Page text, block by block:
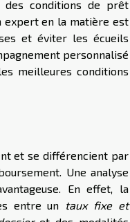
des conditions de prêt
expert en la matière est
et éviter les écueils
personnalisé
meilleures conditions
et se différencient par
Une analyse
En effet, la
entre un taux fixe et